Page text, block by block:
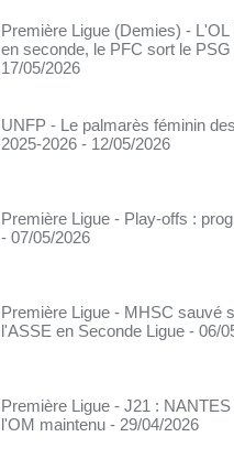
Première Ligue (Demies) -
en seconde, le PFC sort le
17/05/2026
UNFP - Le palmarès féminin
2025-2026 - 12/05/2026
Première Ligue - Play-offs :
- 07/05/2026
Première Ligue - MHSC sauvé
l'ASSE en Seconde Ligue - 06/
Première Ligue - J21 :
l'OM maintenu - 29/04/2026